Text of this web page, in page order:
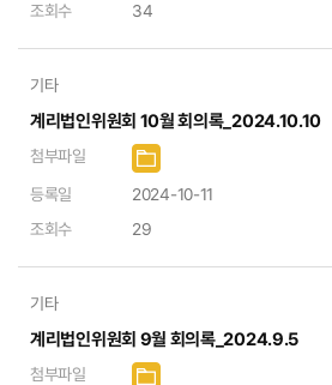
조회수
34
기타
계리법인위원회 10월 회의록_2024.10.10
첨부파일
등록일
2024-10-11
조회수
29
기타
계리법인위원회 9월 회의록_2024.9.5
첨부파일